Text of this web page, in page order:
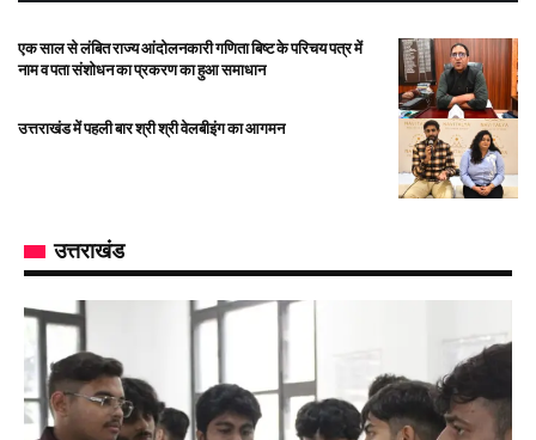
एक साल से लंबित राज्य आंदोलनकारी गणिता बिष्ट के परिचय पत्र में
नाम व पता संशोधन का प्रकरण का हुआ समाधान
उत्तराखंड में पहली बार श्री श्री वेलबीइंग का आगमन
उत्तराखंड